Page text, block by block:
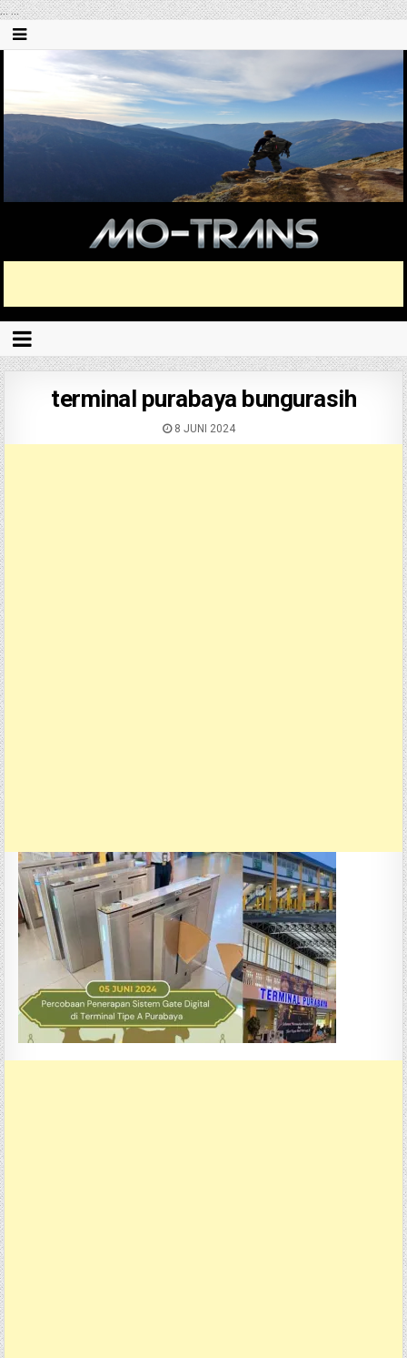
......
terminal purabaya bungurasih
8 JUNI 2024